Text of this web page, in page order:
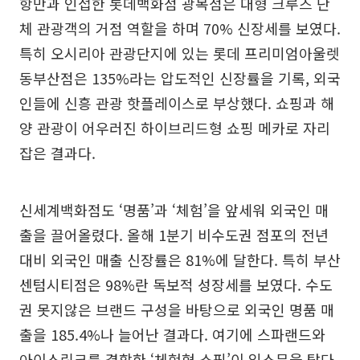
체 관광객의 거점 역할을 하며 70% 신장세를 보였다.
특히 오시리아 관광단지에 있는 롯데 프리미엄아울렛
동부산점은 135%라는 압도적인 신장률을 기록, 외국
인들에 신흥 관광 핫플레이스로 부상했다. 쇼핑과 해
양 관광이 어우러진 하이브리드형 쇼핑 메카로 자리
잡은 결과다.
신세계백화점도 ‘명품’과 ‘체험’을 앞세워 외국인 매
출을 끌어올렸다. 올해 1분기 비수도권 점포의 전년
대비 외국인 매출 신장률은 81%에 달한다. 특히 부산
센텀시티점은 98%란 독보적 성장세를 보였다. 수도
권 못지않은 브랜드 구성을 바탕으로 외국인 명품 매
출을 185.4%나 늘어난 결과다. 여기에 스파랜드와